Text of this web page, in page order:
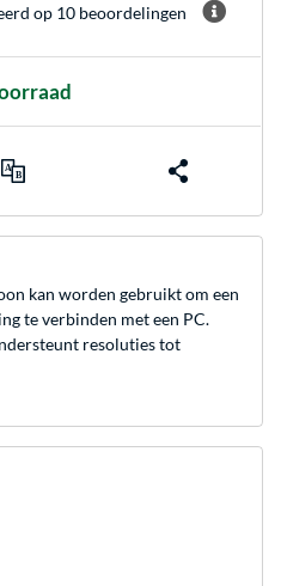
op 10 beoordelingen
kan worden gebruikt om een
te verbinden met een PC.
resoluties tot